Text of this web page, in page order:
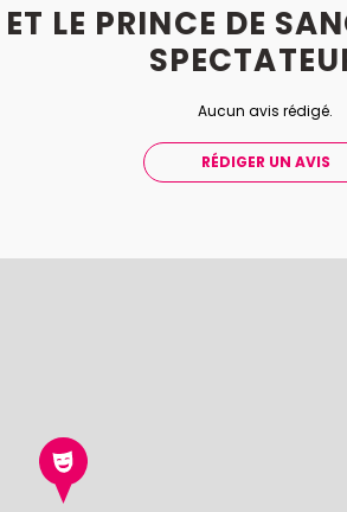
LE PRINCE DE
Aucun avis rédigé.
RÉDIGER UN AVIS